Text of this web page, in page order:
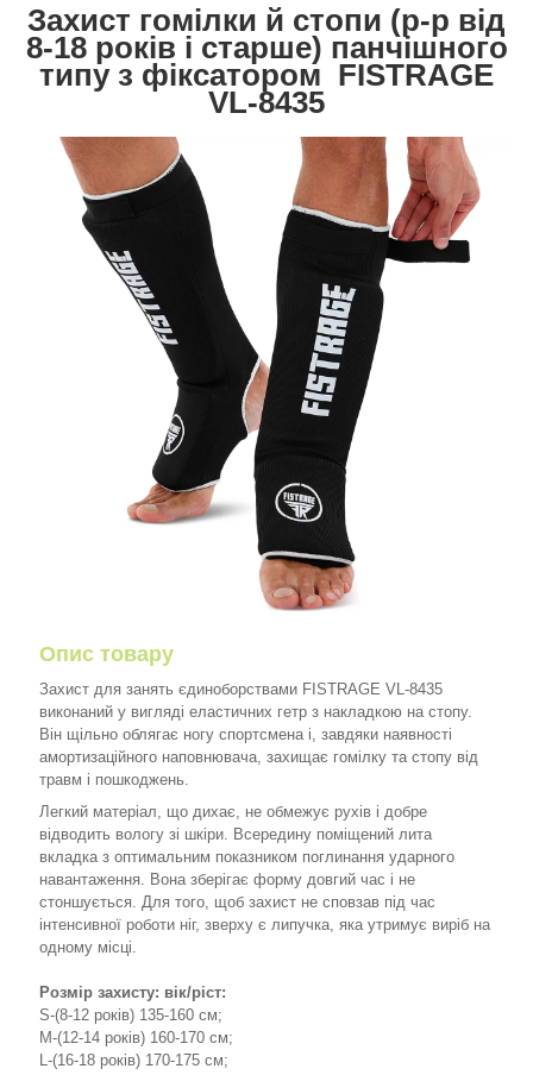
Захист гомілки й стопи (р-р від
8-18 років і старше) панчішного
типу з фіксатором FISTRAGE
VL-8435
Опис товару
Захист для занять єдиноборствами FISTRAGE VL-8435
виконаний у вигляді еластичних гетр з накладкою на стопу.
Він щільно облягає ногу спортсмена і, завдяки наявності
амортизаційного наповнювача, захищає гомілку та стопу від
травм і пошкоджень.
Легкий матеріал, що дихає, не обмежує рухів і добре
відводить вологу зі шкіри. Всередину поміщений лита
вкладка з оптимальним показником поглинання ударного
навантаження. Вона зберігає форму довгий час і не
стоншується. Для того, щоб захист не сповзав під час
інтенсивної роботи ніг, зверху є липучка, яка утримує виріб на
одному місці.
Розмір захисту: вік/ріст:
S-(8-12 років) 135-160 см;
M-(12-14 років) 160-170 см;
L-(16-18 років) 170-175 см;